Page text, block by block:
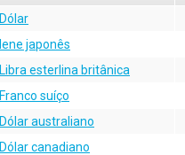
Dólar
Iene japonês
Libra esterlina britânica
Franco suíço
Dólar australiano
Dólar canadiano